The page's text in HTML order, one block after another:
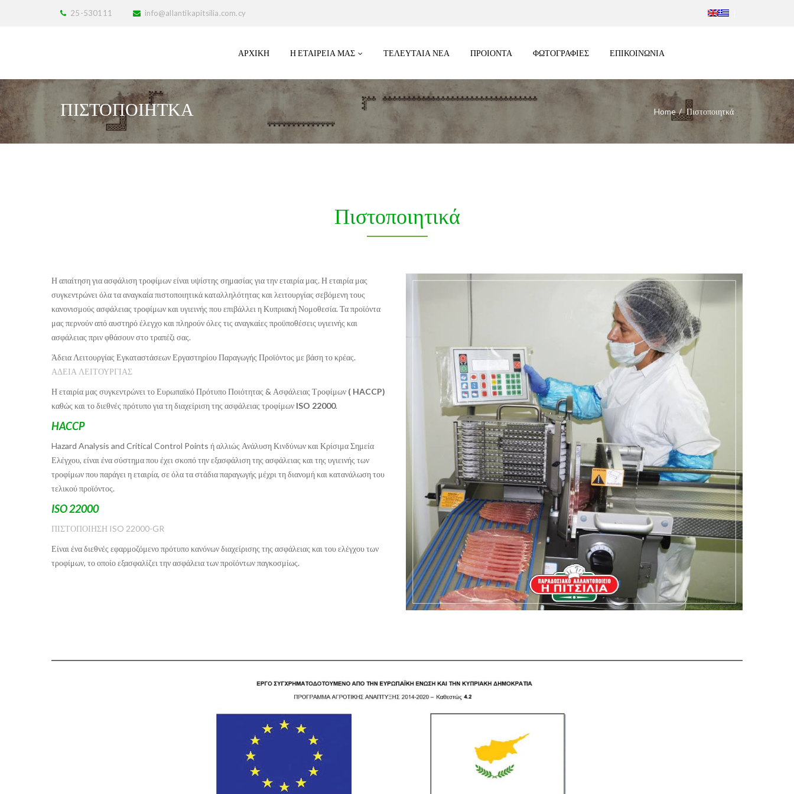
25-530111 info@allantikapitsilia.com.cy
ΑΡΧΙΚΗ Η ΕΤΑΙΡΕΙΑ ΜΑΣ ΤΕΛΕΥΤΑΊΑ ΝΈΑ ΠΡΟΙΟΝΤΑ ΦΩΤΟΓΡΑΦΙΕΣ ΕΠΙΚΟΙΝΩΝΙΑ
ΠΙΣΤΟΠΟΙΗΤΚΆ Home Πιστοποιητκά
Πιστοποιητικά
Η απαίτηση για ασφάλιση τροφίμων είναι υψίστης σημασίας για την εταιρία μας. Η εταιρία μας
συγκεντρώνει όλα τα αναγκαία πιστοποιητικά καταλληλότητας και λειτουργίας σεβόμενη τους
κανονισμούς ασφάλειας τροφίμων και υγιεινής που επιβάλλει η Κυπριακή Νομοθεσία. Τα προϊόντα
μας περνούν από αυστηρό έλεγχο και πληρούν όλες τις αναγκαίες προϋποθέσεις υγιεινής και
ασφάλειας πριν φθάσουν στο τραπέζι σας.
Άδεια Λειτουργίας Εγκαταστάσεων Εργαστηρίου Παραγωγής Προϊόντος με βάση το κρέας.
ΑΔΕΙΑ ΛΕΙΤΟΥΡΓΙΑΣ
Η εταιρία μας συγκεντρώνει το Ευρωπαϊκό Πρότυπο Ποιότητας & Ασφάλειας Τροφίμων ( HACCP)
καθώς και το διεθνές πρότυπο για τη διαχείριση της ασφάλειας τροφίμων ISO 22000.
HACCP
Hazard Analysis and Critical Control Points ή αλλιώς Ανάλυση Κινδύνων και Κρίσιμα Σημεία
Ελέγχου, είναι ένα σύστημα που έχει σκοπό την εξασφάλιση της ασφάλειας και της υγιεινής των
τροφίμων που παράγει η εταιρία, σε όλα τα στάδια παραγωγής μέχρι τη διανομή και κατανάλωση του
τελικού προϊόντος.
ISO 22000
ΠΙΣΤΟΠΟΙΗΣΗ ISO 22000-GR
Είναι ένα διεθνές εφαρμοζόμενο πρότυπο κανόνων διαχείρισης της ασφάλειας και του ελέγχου των
τροφίμων, το οποίο εξασφαλίζει την ασφάλεια των προϊόντων παγκοσμίως.